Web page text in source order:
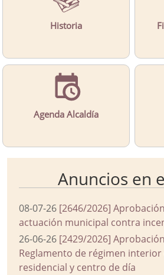
Historia
Agenda Alcaldía
Anuncios en
08-07-26 [2646/2026]
actuación municipal contra
26-06-26 [2429/2026]
Reglamento de régimen
residencial y centro de día